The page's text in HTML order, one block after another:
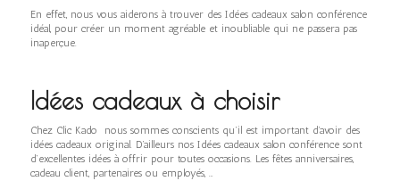
En effet, nous vous aiderons à trouver des Idées cadeaux salon conférence
idéal, pour créer un moment agréable et inoubliable qui ne passera pas
inaperçue.
Idées cadeaux à choisir
Chez Clic Kado nous sommes conscients qu’il est important d’avoir des
idées cadeaux original. D’ailleurs nos Idées cadeaux salon conférence sont
d’excellentes idées à offrir pour toutes occasions. Les fêtes anniversaires,
cadeau client, partenaires ou employés, …